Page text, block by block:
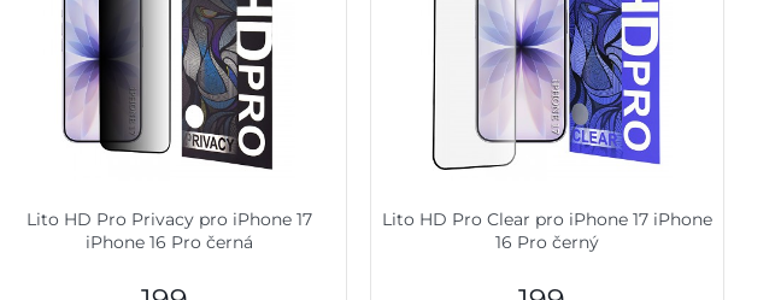
Lito HD Pro Privacy pro iPhone 17
iPhone 16 Pro černá
Lito HD Pro Clear pro iPhone 17 iPhone
16 Pro černý